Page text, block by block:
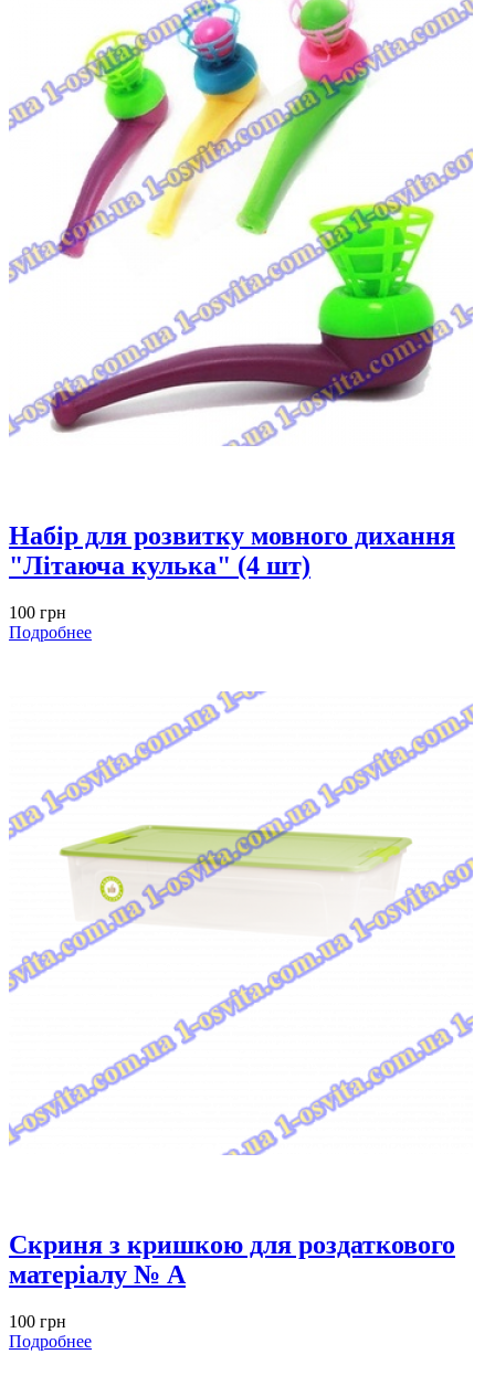
Набiр для розвитку мовного дихання
"Літаюча кулька" (4 шт)
100 грн
Подробнее
Скриня з кришкою для роздаткового
матеріалу № A
100 грн
Подробнее